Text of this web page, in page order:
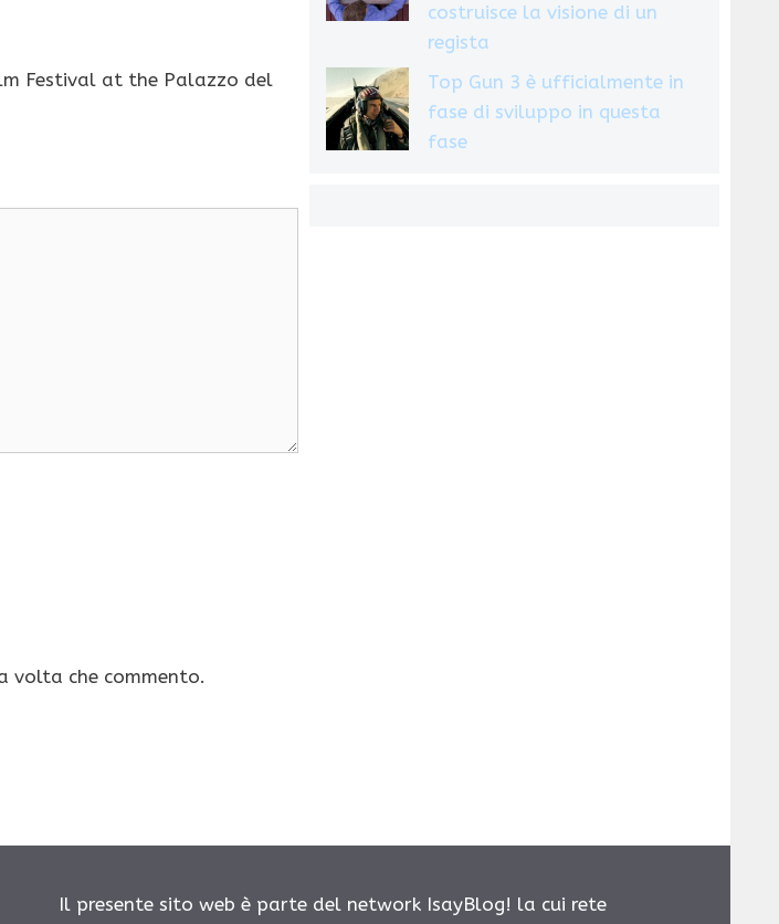
Festival at the Palazzo del
volta che commento.
costruisce la visione di un
regista
Top Gun 3 è ufficialmente in
fase di sviluppo in questa
fase
Il presente sito web è parte del network IsayBlog! la cui rete